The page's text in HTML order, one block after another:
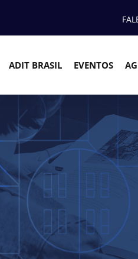
ADIT BRASIL EVENTOS